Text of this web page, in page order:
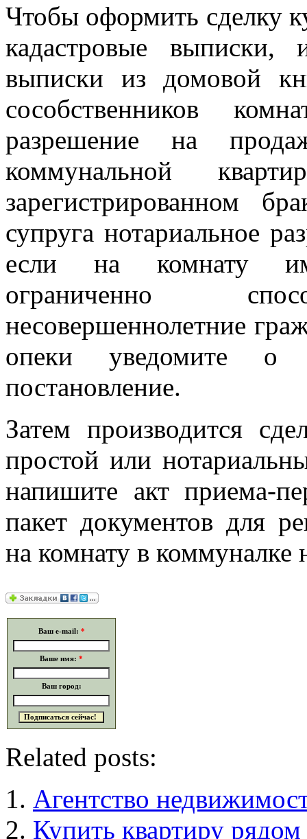
Чтобы оформить сделку
кадастровые
выписки из домовой
сособственников
разрешение на
коммунальной
зарегистрированном
супруга нотариальное
если на комнату
ограниченно
несовершеннолетние
опеки уведомите о
постановление.
Затем производится
простой или
напишите акт приема-
пакет документов для
на комнату в коммуналке
Ваш e-mail: *
Ваше имя: *
Ваш город:
Related posts:
Агентство
Купить квартиру